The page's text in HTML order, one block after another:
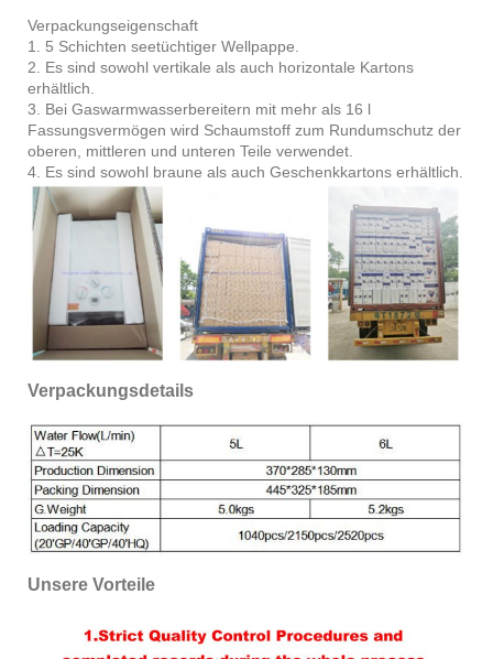
Verpackungseigenschaft
1. 5 Schichten seetüchtiger Wellpappe.
2. Es sind sowohl vertikale als auch horizontale Kartons
erhältlich.
3. Bei Gaswarmwasserbereitern mit mehr als 16 l
Fassungsvermögen wird Schaumstoff zum Rundumschutz der
oberen, mittleren und unteren Teile verwendet.
4. Es sind sowohl braune als auch Geschenkkartons erhältlich.
Verpackungsdetails
Unsere Vorteile